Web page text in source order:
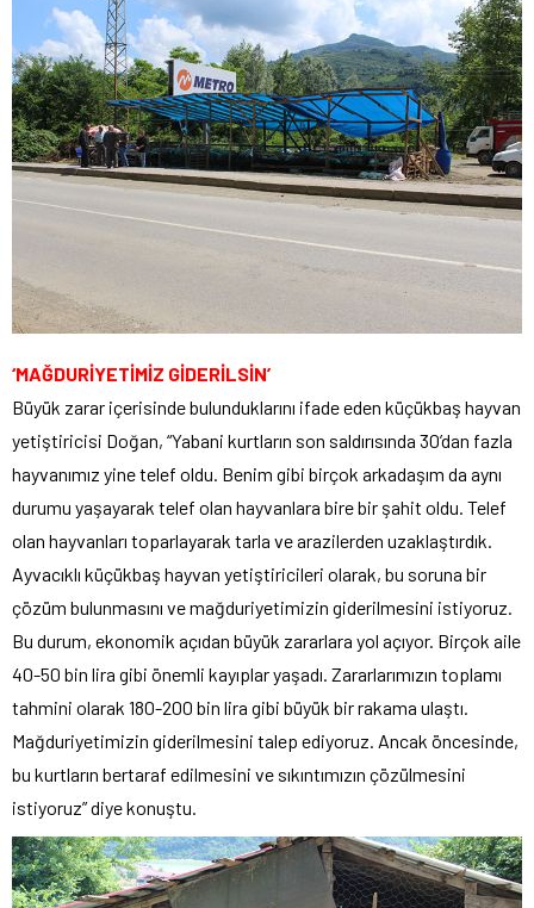
‘MAĞDURİYETİMİZ GİDERİLSİN’
Büyük zarar içerisinde bulunduklarını ifade eden küçükbaş hayvan
yetiştiricisi Doğan, “Yabani kurtların son saldırısında 30’dan fazla
hayvanımız yine telef oldu. Benim gibi birçok arkadaşım da aynı
durumu yaşayarak telef olan hayvanlara bire bir şahit oldu. Telef
olan hayvanları toparlayarak tarla ve arazilerden uzaklaştırdık.
Ayvacıklı küçükbaş hayvan yetiştiricileri olarak, bu soruna bir
çözüm bulunmasını ve mağduriyetimizin giderilmesini istiyoruz.
Bu durum, ekonomik açıdan büyük zararlara yol açıyor. Birçok aile
40-50 bin lira gibi önemli kayıplar yaşadı. Zararlarımızın toplamı
tahmini olarak 180-200 bin lira gibi büyük bir rakama ulaştı.
Mağduriyetimizin giderilmesini talep ediyoruz. Ancak öncesinde,
bu kurtların bertaraf edilmesini ve sıkıntımızın çözülmesini
istiyoruz” diye konuştu.